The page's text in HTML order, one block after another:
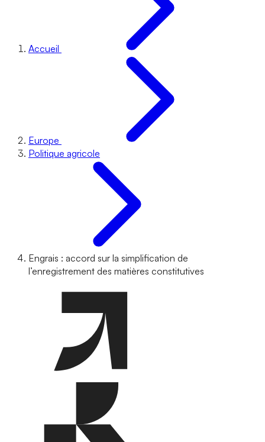
Accueil
Europe
Politique agricole
Engrais : accord sur la simplification de
l’enregistrement des matières constitutives